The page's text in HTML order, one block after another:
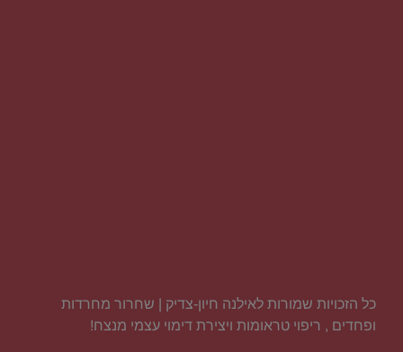
כל הזכויות שמורות לאילנה חיון-צדיק | שחרור מחרדות
ופחדים , ריפוי טראומות ויצירת דימוי עצמי מנצח!